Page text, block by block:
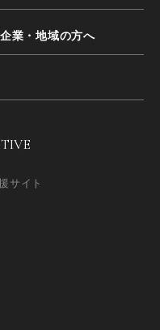
企業・地域の方へ
サイト